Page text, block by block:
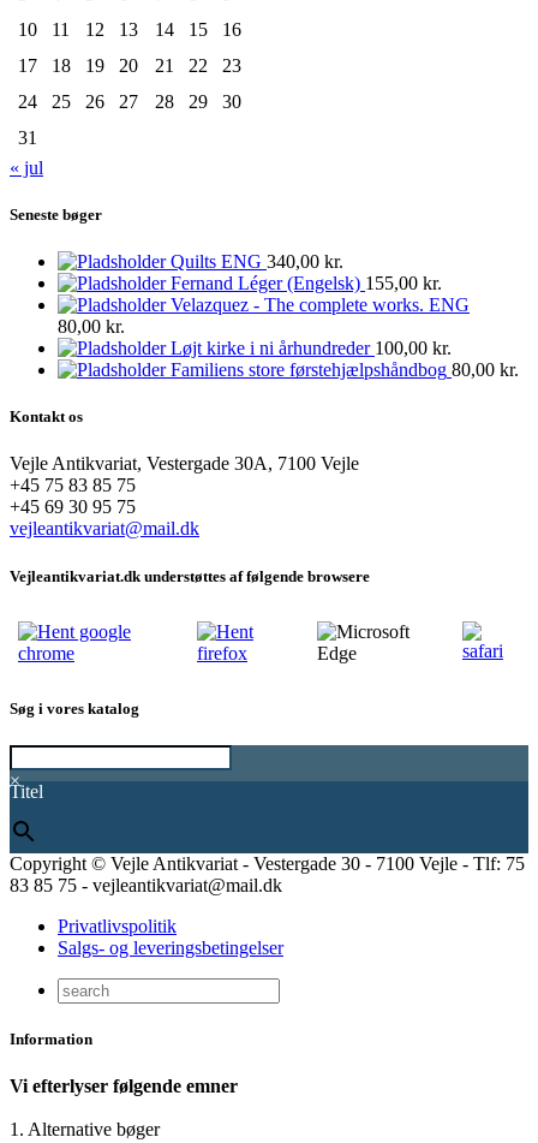
10
11 12 13 14 15
16
17
18 19 20 21 22
23
24
25 26 27 28 29
30
31
« jul
Seneste bøger
Quilts ENG 340,00 kr.
Fernand Léger (Engelsk) 155,00 kr.
Velazquez - The complete works. ENG
80,00 kr.
Løjt kirke i ni århundreder 100,00 kr.
Familiens store førstehjælpshåndbog 80,00 kr.
Kontakt os
Vejle Antikvariat, Vestergade 30A, 7100 Vejle
+45 75 83 85 75
+45 69 30 95 75
vejleantikvariat@mail.dk
Vejleantikvariat.dk understøttes af følgende browsere
Søg i vores katalog
×
Titel
Copyright © Vejle Antikvariat - Vestergade 30 - 7100 Vejle - Tlf: 75
83 85 75 - vejleantikvariat@mail.dk
Privatlivspolitik
Salgs- og leveringsbetingelser
Information
Vi efterlyser følgende emner
1. Alternative bøger